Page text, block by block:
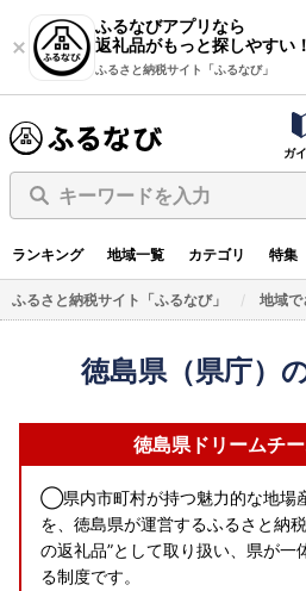
ふるなびアプリなら
返礼品がもっと探しやすい！
ふるさと納税サイト「ふるなび」
ガ
キーワードを入力
ランキング 地域一覧 カテゴリ 特集
ふるさと納税サイト「ふるなび」 地域で
徳島県（県庁）
徳島県ドリームチ
◯県内市町村が持つ魅力的な地場
を、徳島県が運営するふるさと納
の返礼品”として取り扱い、県が一
る制度です。